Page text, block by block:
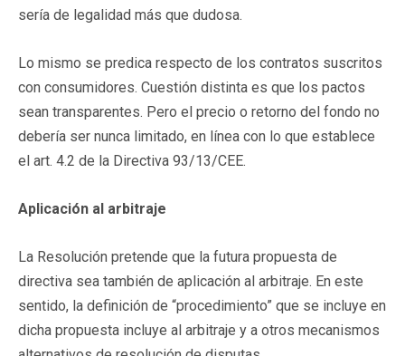
sería de legalidad más que dudosa.
Lo mismo se predica respecto de los contratos suscritos
con consumidores. Cuestión distinta es que los pactos
sean transparentes. Pero el precio o retorno del fondo no
debería ser nunca limitado, en línea con lo que establece
el art. 4.2 de la Directiva 93/13/CEE.
Aplicación al arbitraje
La Resolución pretende que la futura propuesta de
directiva sea también de aplicación al arbitraje. En este
sentido, la definición de “procedimiento” que se incluye en
dicha propuesta incluye al arbitraje y a otros mecanismos